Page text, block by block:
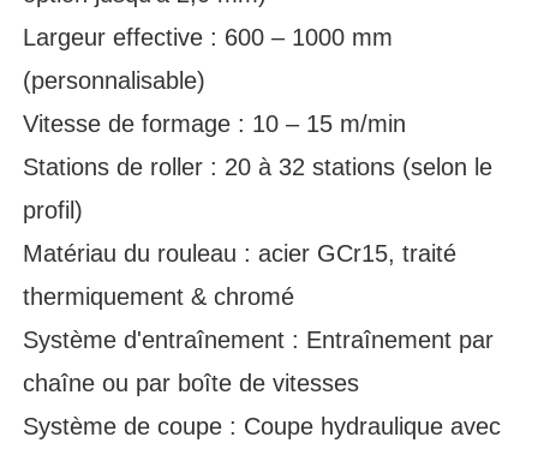
Largeur effective : 600 – 1000 mm
(personnalisable)
Vitesse de formage : 10 – 15 m/min
Stations de roller : 20 à 32 stations (selon le
profil)
Matériau du rouleau : acier GCr15, traité
thermiquement & chromé
Système d'entraînement : Entraînement par
chaîne ou par boîte de vitesses
Système de coupe : Coupe hydraulique avec